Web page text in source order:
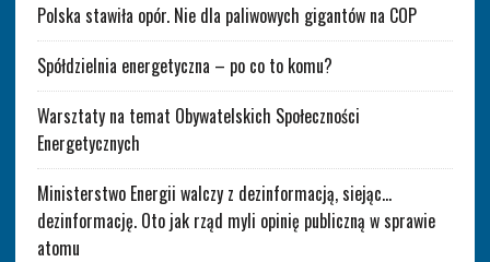
Polska stawiła opór. Nie dla paliwowych gigantów na COP
Spółdzielnia energetyczna – po co to komu?
Warsztaty na temat Obywatelskich Społeczności
Energetycznych
Ministerstwo Energii walczy z dezinformacją, siejąc…
dezinformację. Oto jak rząd myli opinię publiczną w sprawie
atomu